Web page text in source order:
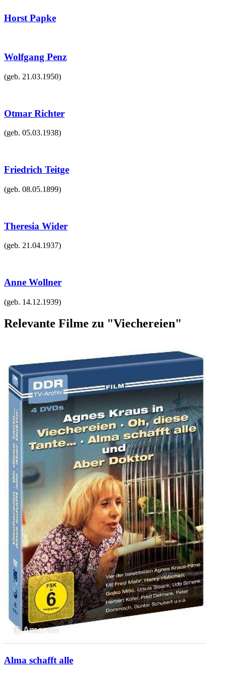
Horst Papke
Wolfgang Penz
(geb. 21.03.1950)
Otmar Richter
(geb. 05.03.1938)
Friedrich Teitge
(geb. 08.05.1899)
Theresia Wider
(geb. 21.04.1937)
Anne Wollner
(geb. 14.12.1939)
Relevante Filme zu "Viechereien"
Alma schafft alle